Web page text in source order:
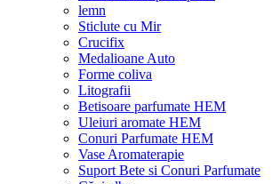
lemn
Sticlute cu Mir
Crucifix
Medalioane Auto
Forme coliva
Litografii
Betisoare parfumate HEM
Uleiuri aromate HEM
Conuri Parfumate HEM
Vase Aromaterapie
Suport Bete si Conuri Parfumate